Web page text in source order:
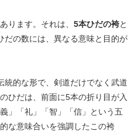
ります。それは、 5本ひだの袴と
だの数には、異なる意味と目的が
統的な形で、剣道だけでなく武道
ひだは、前面に5本の折り目が入
」「礼」「智」「信」という五
な意味合いを強調したこの袴